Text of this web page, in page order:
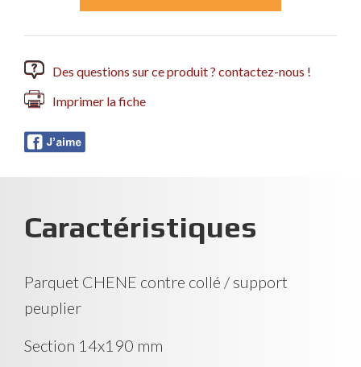
Des questions sur ce produit ? contactez-nous !
Imprimer la fiche
Caractéristiques
Parquet CHENE contre collé / support
peuplier
Section 14x190 mm